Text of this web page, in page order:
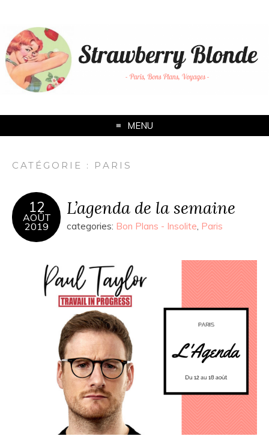
MENU
CATÉGORIE : PARIS
12
AOÛT
2019
L’agenda de la semaine
categories: Bon Plans - Insolite Paris